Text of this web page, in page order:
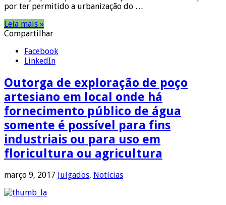
por ter permitido a urbanização do …
Leia mais »
Compartilhar
Facebook
LinkedIn
Outorga de exploração de poço
artesiano em local onde há
fornecimento público de água
somente é possível para fins
industriais ou para uso em
floricultura ou agricultura
março 9, 2017 Julgados, Notícias